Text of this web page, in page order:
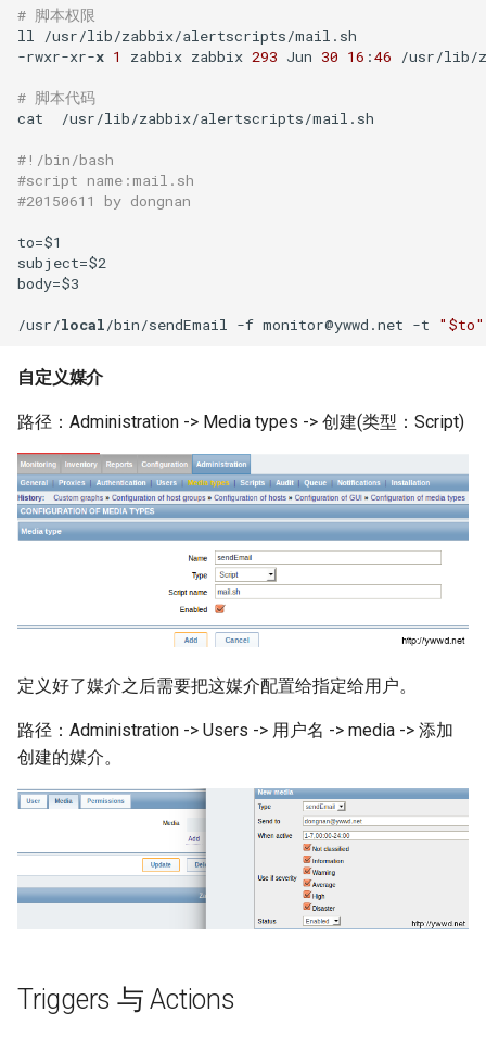
像？
子程序只运行一次？
如何创建 Memcached 容器？
如何创建持久化 Redis 容器？
如何解决Docker环境时区问
题？
如何解决 Docker容器中文乱
码？
如何自定义带有Windows字体
Docker build镜像 cache的副
作用
如何将 Docker 容器日志记录
crontab
DockerFile COPY绝对路径报
错
Docker 数据卷
如何为Alpine容器安装Perl套
CentOS 7 网卡配置多个IP地
CentOS 7 安装 mongodb
使用 Pecl 安装 mongo驱动
CentOS 7 部署 Tomcat9
Linux系统fstab文件
parted 命令
CentOS 7 开机运行脚本
CentOS 7 命令自动补齐
CentOS 7 关闭防火墙与
Selinux
CentOS 7 配置网络
CentOS 7 扩展root根分区
清除Linux系统登陆信息
screen 命令
Linux 前台与后台
通过 Ingress 访问K8S内部应
使用 Kubeadm 快速部署K8S
环境
测试 Kubernetes 问题随笔
如何迁移 Redmine 到
Docker？
部署 Django 项目？
如何使用 Docker-Compose
如何使用 Docker-Compose
编排 Nodejs 项目？
如何使用 Rancher 打造一个私
编排 Gogs 应用？
如何使用 Docker-Compose
部署 PHP 项目？
使用 Docker-Compose 部署
Docker 编排工具 Compose
如何为 Django 应用创建缩略
图？
如何为 Markdown 中的图片设
置 CSS样式？
Markdown富文本编辑器
django-mdeditor
如何在 Django admin 后台上
传图片文件？
如何获得 Python 的关键字？
Python 简单爬虫示例
TCP 状态统计脚本
python 列表常用方法
python 列表基本操作
python 序列和列表
XenServer 无存储迁移
要
IDC应用虚拟化技术计划
XenServer 安装 OpenSuse
13.2
XenServer tapdisk
XenServer 6.5 更新补丁
Windows Server 2008R2 配置
NFS存储超时导致XenServer
重启
Intel I/O虚拟分配技术(VT-d)
XenServer 6.5
XenServer 使用命令行更新补
XenServer 设置虚拟机CPU权
重
XenServer 重置root账户密码
Xen 半虚拟化(PV)和完全虚拟
Nginx alias指令
Nginx Http基本身份认证
Nginx 设置404页面
Nginx 配置防盗链功能
Nginx 添加模块
Nginx location指令
Nginx rewrite指令
Haproxy HA(Keepalived)
Haproxy 日志
Squid 隐藏头部信息
Squid refresh_pattern 指令
detected
使用xtrabackup恢复rds备份
数据
SQLSTATE 2002 No such file
or directory
Mysql status状态信息
Mysql truncate 清空表数据
Mysql explain 分析慢查询
UUIDs
使用 Shell 批量更改 Mysql表
使用 phpMyAdmin 查询
Mysql
Mysql read_only 只读数据库
Mysql count()函数
Mysql sleep()函数
Postgresql 导出与导入示例
redis 常用命令
Mysql innodb replication
Mysql 设置sql_mode
Ubuntu 光盘制作成ISO文件
使用SSH隧道访问Gmail
Ubuntu 安装 pip3
Ubuntu 14.04 使用移动4G网络
Ubuntu 14.04 固态磁盘配置
Remmina 连接VNC远程桌面
如何退出 telnet 会话？
Ubuntu 14.04 安装字体
Ubuntu 使用VMware Player
Ubuntu 14.04 使用搜狗输入法
Ubuntu 获取笔记本硬件温度
Ubuntu 使用iftop查看网络流
使用iotop找到占用磁盘io的进
程
Ubuntu 设置 swappiness
Ubuntu 替换 cosmos 壁纸
二进制千比特每秒 - Kibps
防火墙导致 SNMP 故障示例
Cisco 交换机常用命令
Cisco 局域网络设计示例
tcpdump 抓包工具
参考
禁止暴力破解
执行保护(DEP)
Windows Server 2003 配置用
户单会话
Windows diskpart 命令
Windows 动态卷
使用iDrac7更新Dell服务器
阿里云故障服务不敢恭维
使用CDN为网站加速
HP_DL_160 内存条安装顺序
Postfix Open Relay
别
测试 iDRAC6(7) 远程控制卡
# 脚本权限
ll /usr/lib/zabbix/alertscripts/mail.sh
-rwxr-xr-x 1 zabbix zabbix 293 Jun 30 16 :46 /usr/lib/
# 脚本代码
cat  /usr/lib/zabbix/alertscripts/mail.sh
#!/bin/bash
#script name:mail.sh
#20150611 by dongnan
to=$1
subject=$2
body=$3
/usr/local/bin/sendEmail -f monitor@ywwd.net -t "$to"
自定义媒介
路径：Administration -> Media types -> 创建(类型：Script)
定义好了媒介之后需要把这媒介配置给指定给用户。
路径：Administration -> Users -> 用户名 -> media -> 添加
创建的媒介。
Triggers 与 Actions